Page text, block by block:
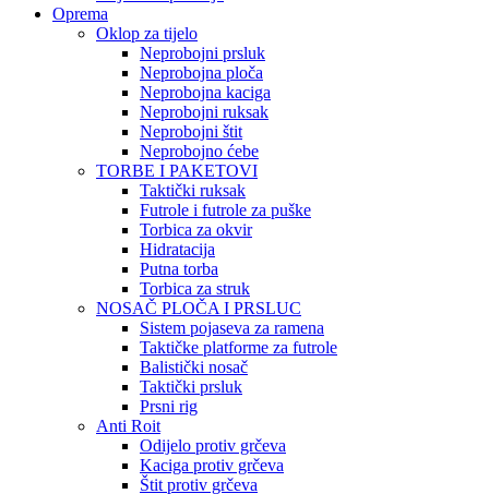
Oprema
Oklop za tijelo
Neprobojni prsluk
Neprobojna ploča
Neprobojna kaciga
Neprobojni ruksak
Neprobojni štit
Neprobojno ćebe
TORBE I PAKETOVI
Taktički ruksak
Futrole i futrole za puške
Torbica za okvir
Hidratacija
Putna torba
Torbica za struk
NOSAČ PLOČA I PRSLUC
Sistem pojaseva za ramena
Taktičke platforme za futrole
Balistički nosač
Taktički prsluk
Prsni rig
Anti Roit
Odijelo protiv grčeva
Kaciga protiv grčeva
Štit protiv grčeva